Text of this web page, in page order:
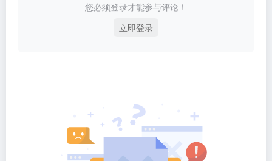
您必须登录才能参与评论！
立即登录